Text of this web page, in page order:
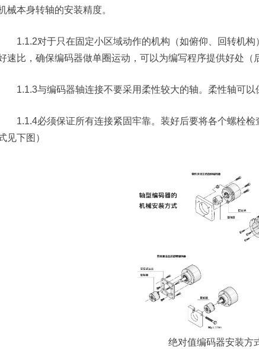
械本身转轴的安装精度。
1.1.2对于只在固定小区域动作的机构（如俯仰、回转机构
速比，确保编码器做单圈运动，可以为编写程序提供好处（
1.1.3与编码器轴连接不要采用柔性较大的轴。柔性轴可以
1.1.4必须保证所有连接紧固牢靠。装好后要将各个螺栓检
见下图）
绝对值编码器安装方